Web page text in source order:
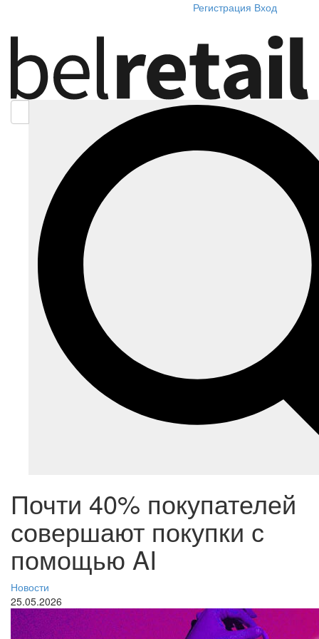
Регистрация Вход
Почти 40% покупателей
совершают покупки с
помощью AI
Новости
25.05.2026